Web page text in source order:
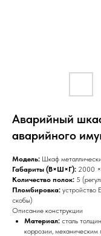
Аварийный
аварийного
Модель: Шкаф
Габариты (В×Ш×Г): 2000
Количество полок: 5
Пломбировка: устройство
скобы)
Описание конструкции
Материал: сталь
коррозии,